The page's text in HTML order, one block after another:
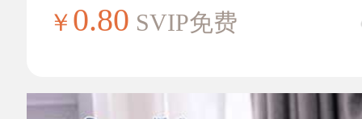
￥ 0.80 SVIP免费